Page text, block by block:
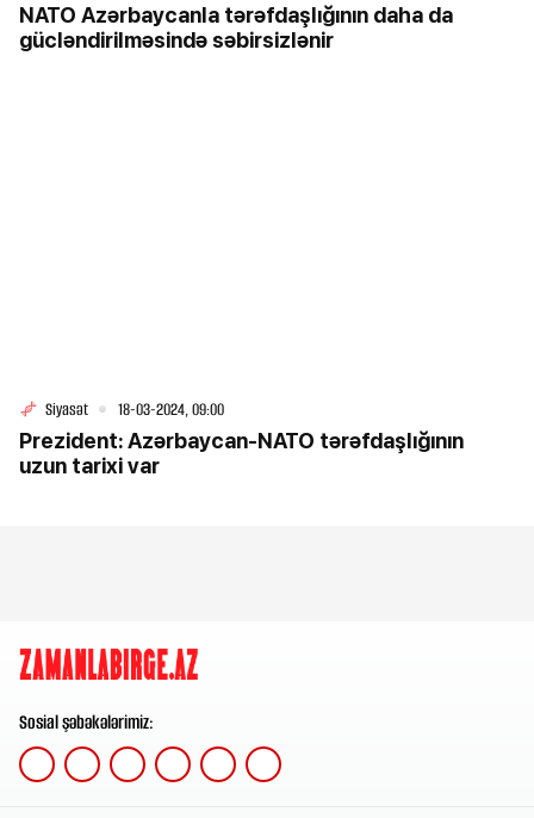
NATO Azərbaycanla tərəfdaşlığının daha da
gücləndirilməsində səbirsizlənir
Siyasət 18-03-2024, 09:00
Prezident: Azərbaycan-NATO tərəfdaşlığının
uzun tarixi var
Sosial şəbəkələrimiz: